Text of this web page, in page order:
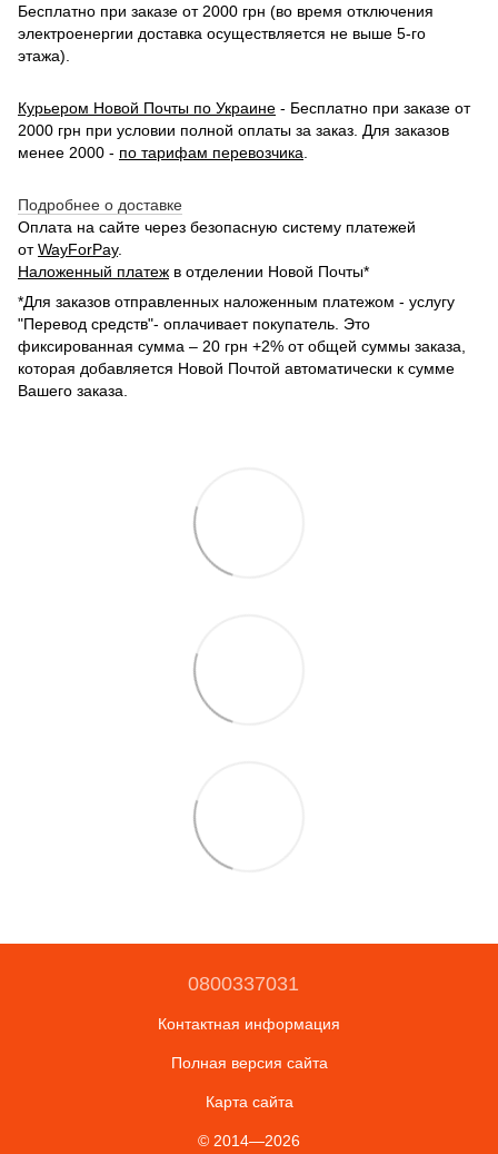
Бесплатно при заказе от 2000 грн (во время отключения
электроенергии доставка осуществляется не выше 5-го
этажа).
Курьером Новой Почты по Украине - Бесплатно при заказе от
2000 грн при условии полной оплаты за заказ. Для заказов
менее 2000 - по тарифам перевозчика
Подробнее о доставке
Оплата на сайте через безопасную систему платежей
отWayForPay.
Наложенный платеж в отделении Новой Почты*
*Для заказов отправленных наложенным платежом - услугу
"Перевод средств"- оплачивает покупатель. Это
фиксированная сумма – 20 грн +2% от общей суммы заказа,
которая добавляется Новой Почтой автоматически к сумме
Вашего заказа.
0800337031
Контактная информация
Полная версия сайта
Карта сайта
© 2014—2026